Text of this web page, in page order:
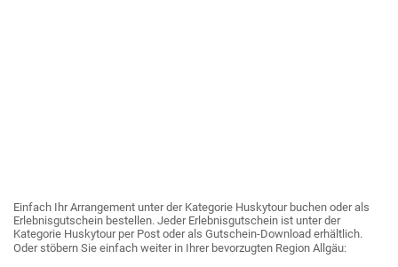
Einfach Ihr Arrangement unter der Kategorie Huskytour buchen oder als
Erlebnisgutschein bestellen. Jeder Erlebnisgutschein ist unter der
Kategorie Huskytour per Post oder als Gutschein-Download erhältlich.
Oder stöbern Sie einfach weiter in Ihrer bevorzugten Region Allgäu: